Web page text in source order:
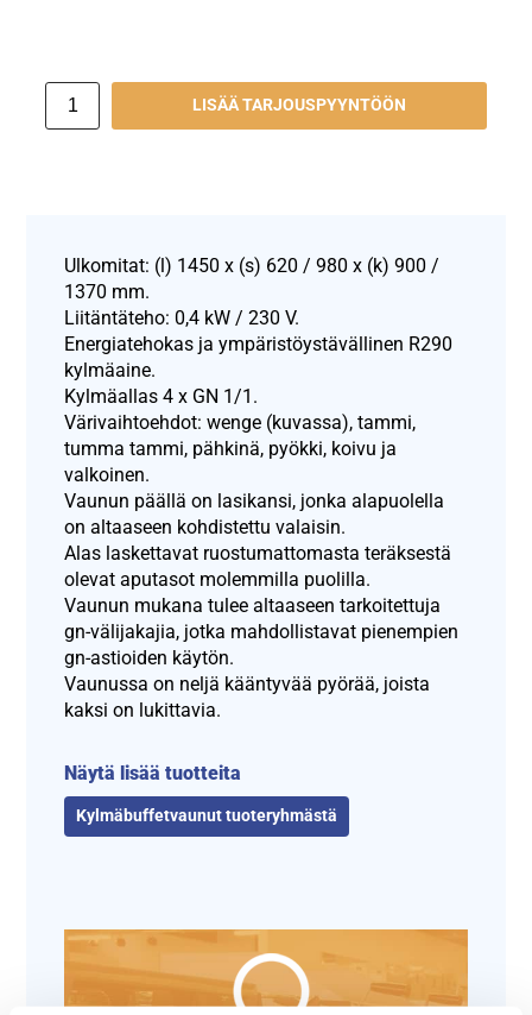
LISÄÄ TARJOUSPYYNTÖÖN
Ulkomitat: (l) 1450 x (s) 620 / 980 x (k) 900 /
1370 mm.
Liitäntäteho: 0,4 kW / 230 V.
Energiatehokas ja ympäristöystävällinen R290
kylmäaine.
Kylmäallas 4 x GN 1/1.
Värivaihtoehdot: wenge (kuvassa), tammi,
tumma tammi, pähkinä, pyökki, koivu ja
valkoinen.
Vaunun päällä on lasikansi, jonka alapuolella
on altaaseen kohdistettu valaisin.
Alas laskettavat ruostumattomasta teräksestä
olevat aputasot molemmilla puolilla.
Vaunun mukana tulee altaaseen tarkoitettuja
gn-välijakajia, jotka mahdollistavat pienempien
gn-astioiden käytön.
Vaunussa on neljä kääntyvää pyörää, joista
kaksi on lukittavia.
Näytä lisää tuotteita
Kylmäbuffetvaunut tuoteryhmästä